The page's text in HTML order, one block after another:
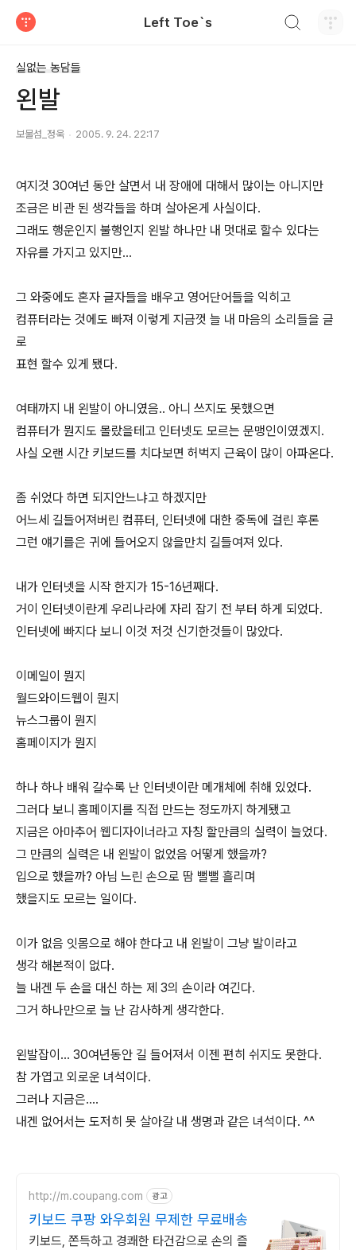
Left Toe`s
실없는 농담들
왼발
보물섬_정욱 2005. 9. 24. 22:17
여지것 30여넌 동안 살면서 내 장애에 대해서 많이는 아니지만
조금은 비관 된 생각들을 하며 살아온게 사실이다.
그래도 행운인지 불행인지 왼발 하나만 내 멋대로 할수 있다는
자유를 가지고 있지만...
그 와중에도 혼자 글자들을 배우고 영어단어들을 익히고
컴퓨터라는 것에도 빠져 이렇게 지금껏 늘 내 마음의 소리들을 글
로
표현 할수 있게 됐다.
여태까지 내 왼발이 아니였음.. 아니 쓰지도 못했으면
컴퓨터가 뭔지도 몰랐을테고 인터넷도 모르는 문맹인이였겠지.
사실 오랜 시간 키보드를 치다보면 허벅지 근육이 많이 아파온다.
좀 쉬었다 하면 되지안느냐고 하겠지만
어느세 길들어져버린 컴퓨터, 인터넷에 대한 중독에 걸린 후론
그런 얘기를은 귀에 들어오지 않을만치 길들여져 있다.
내가 인터넷을 시작 한지가 15-16년째다.
거이 인터넷이란게 우리나라에 자리 잡기 전 부터 하게 되었다.
인터넷에 빠지다 보니 이것 저것 신기한것들이 많았다.
이메일이 뭔지
월드와이드웹이 뭔지
뉴스그룹이 뭔지
홈페이지가 뭔지
하나 하나 배워 갈수록 난 인터넷이란 메개체에 취해 있었다.
그러다 보니 홈페이지를 직접 만드는 정도까지 하게됐고
지금은 아마추어 웹디자이너라고 자칭 할만큼의 실력이 늘었다.
그 만큼의 실력은 내 왼발이 없었음 어떻게 했을까?
입으로 했을까? 아님 느린 손으로 땀 뻘뻘 흘리며
했을지도 모르는 일이다.
이가 없음 잇몸으로 해야 한다고 내 왼발이 그냥 발이라고
생각 해본적이 없다.
늘 내겐 두 손을 대신 하는 제 3의 손이라 여긴다.
그거 하나만으로 늘 난 감사하게 생각한다.
왼발잡이... 30여년동안 길 들어져서 이젠 편히 쉬지도 못한다.
참 가엽고 외로운 녀석이다.
그러나 지금은....
내겐 없어서는 도저히 못 살아갈 내 생명과 같은 녀석이다. ^^
http://m.coupang.com 광고
키보드 쿠팡 와우회원 무제한 무료배송
키보드, 쫀득하고 경쾌한 타건감으로 손의 즐